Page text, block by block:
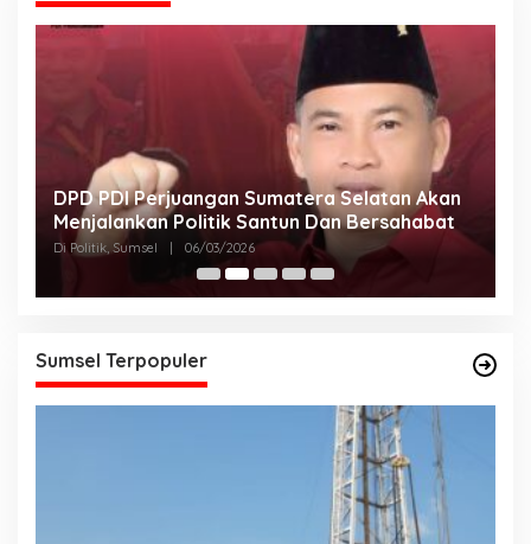
DPD PDI Perjuangan Sumatera Selatan Akan
Menjalankan Politik Santun Dan Bersahabat
Di Politik, Sumsel 06/03/2026
Sumsel Terpopuler